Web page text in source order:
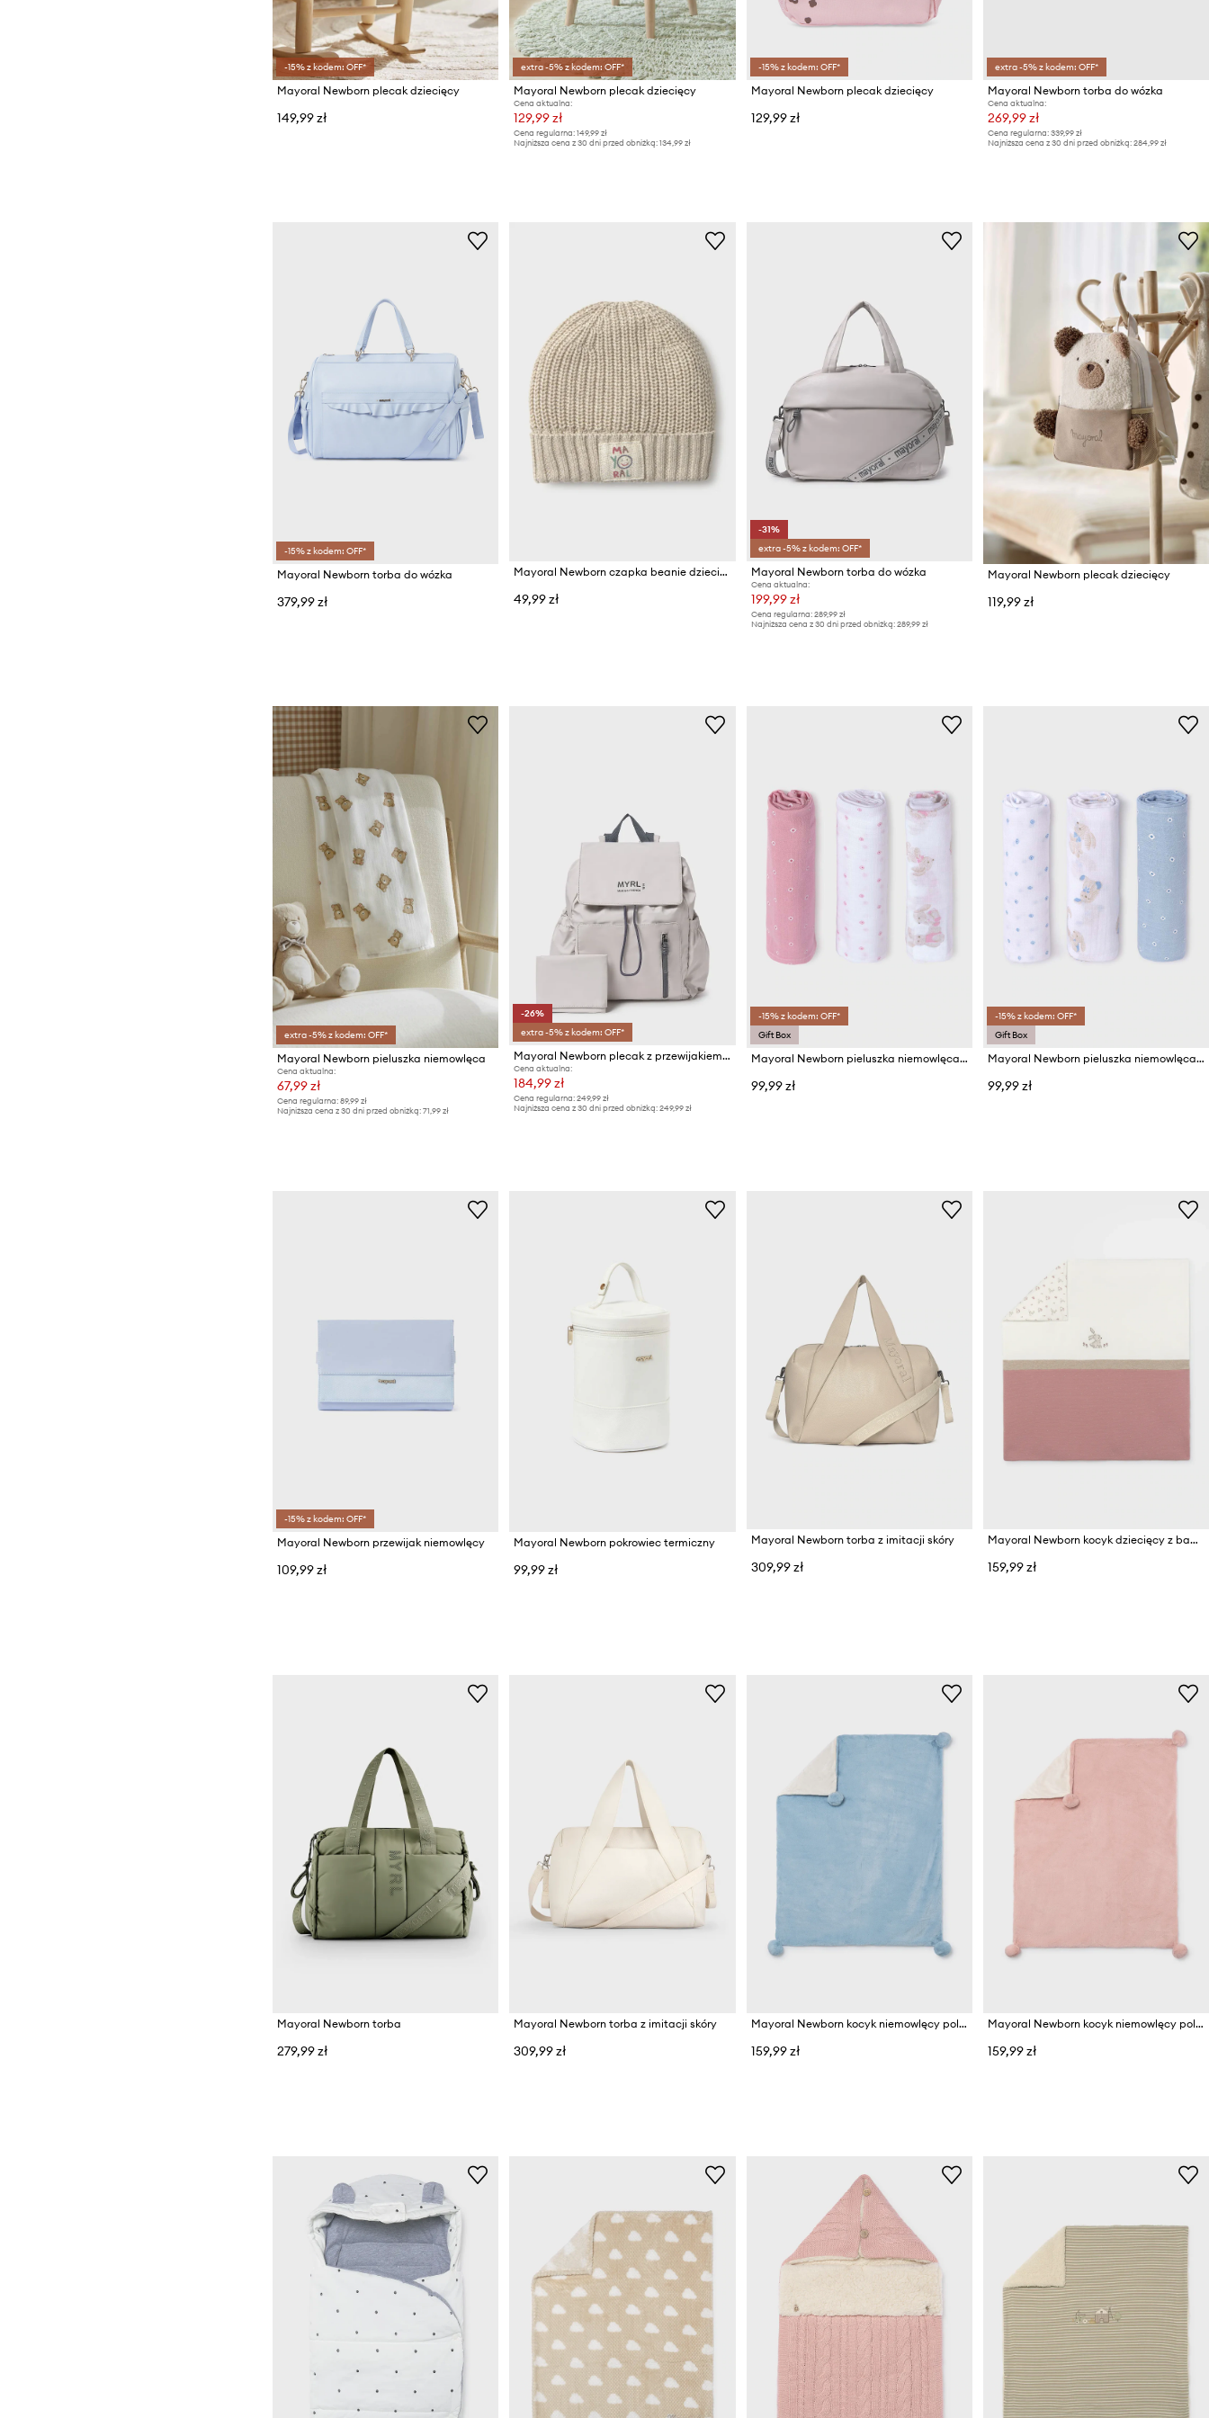
-15% z kodem: OFF*
Mayoral Newborn plecak dziecięcy
149,99 zł
extra -5% z kodem: OFF*
Mayoral Newborn plecak dziecięcy
Cena aktualna:
129,99 zł
Cena regularna: 149,99 zł
Najniższa cena z 30 dni przed obniżką: 134,99 zł
-15% z kodem: OFF*
Mayoral Newborn plecak dziecięcy
129,99 zł
extra -5% z kodem: OFF*
Mayoral Newborn torba do wózka
Cena aktualna:
269,99 zł
Cena regularna: 339,99 zł
Najniższa cena z 30 dni przed obniżką: 284,99 zł
-15% z kodem: OFF*
Mayoral Newborn torba do wózka
379,99 zł
Mayoral Newborn czapka beanie dziecięca bawełniana
49,99 zł
-31%
extra -5% z kodem: OFF*
Mayoral Newborn torba do wózka
Cena aktualna:
199,99 zł
Cena regularna: 289,99 zł
Najniższa cena z 30 dni przed obniżką: 289,99 zł
Mayoral Newborn plecak dziecięcy
119,99 zł
extra -5% z kodem: OFF*
Mayoral Newborn pieluszka niemowlęca
Cena aktualna:
67,99 zł
Cena regularna: 89,99 zł
Najniższa cena z 30 dni przed obniżką: 71,99 zł
-26%
extra -5% z kodem: OFF*
Mayoral Newborn plecak z przewijakiem niemowlęcym
Cena aktualna:
184,99 zł
Cena regularna: 249,99 zł
Najniższa cena z 30 dni przed obniżką: 249,99 zł
-15% z kodem: OFF*
Gift Box
Mayoral Newborn pieluszka niemowlęca 3-pack
99,99 zł
-15% z kodem: OFF*
Gift Box
Mayoral Newborn pieluszka niemowlęca 3-pack
99,99 zł
-15% z kodem: OFF*
Mayoral Newborn przewijak niemowlęcy
109,99 zł
Mayoral Newborn pokrowiec termiczny
99,99 zł
Mayoral Newborn torba z imitacji skóry
309,99 zł
Mayoral Newborn kocyk dziecięcy z bawełną
159,99 zł
Mayoral Newborn torba
279,99 zł
Mayoral Newborn torba z imitacji skóry
309,99 zł
Mayoral Newborn kocyk niemowlęcy polarowy
159,99 zł
Mayoral Newborn kocyk niemowlęcy polarowy
159,99 zł